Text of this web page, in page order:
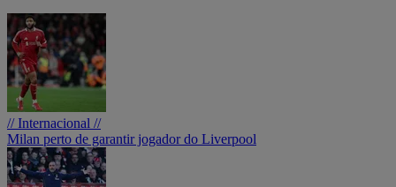
// Internacional //
Milan perto de garantir jogador do Liverpool